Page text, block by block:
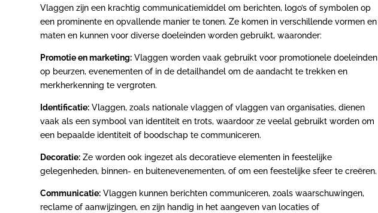
Vlaggen zijn een krachtig communicatiemiddel om berichten, logo’s of symbolen op
een prominente en opvallende manier te tonen. Ze komen in verschillende vormen en
maten en kunnen voor diverse doeleinden worden gebruikt, waaronder:
Promotie en marketing: Vlaggen worden vaak gebruikt voor promotionele doeleinden
op beurzen, evenementen of in de detailhandel om de aandacht te trekken en
merkherkenning te vergroten.
Identificatie: Vlaggen, zoals nationale vlaggen of vlaggen van organisaties, dienen
vaak als een symbool van identiteit en trots, waardoor ze veelal gebruikt worden om
een bepaalde identiteit of boodschap te communiceren.
Decoratie: Ze worden ook ingezet als decoratieve elementen in feestelijke
gelegenheden, binnen- en buitenevenementen, of om een feestelijke sfeer te creëren.
Communicatie: Vlaggen kunnen berichten communiceren, zoals waarschuwingen,
reclame of aanwijzingen, en zijn handig in het aangeven van locaties of